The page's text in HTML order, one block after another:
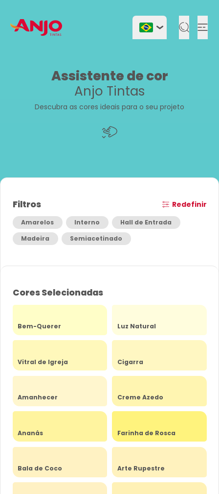
Assistente de cor
Anjo Tintas
Descubra as cores ideais para o seu projeto
Filtros Redefinir
Amarelos Interno
Hall de Entrada
Madeira
Semiacetinado
Cores Selecionadas
Bem-Querer Luz Natural
Vitral de Igreja Cigarra
Amanhecer Creme Azedo
Ananás Farinha de Rosca
Bala de Coco Arte Rupestre